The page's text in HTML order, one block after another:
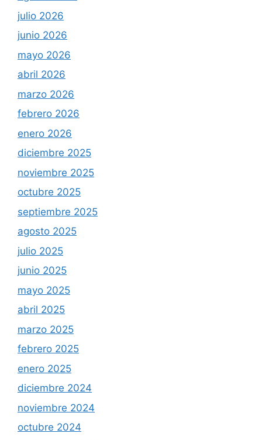
julio 2026
junio 2026
mayo 2026
abril 2026
marzo 2026
febrero 2026
enero 2026
diciembre 2025
noviembre 2025
octubre 2025
septiembre 2025
agosto 2025
julio 2025
junio 2025
mayo 2025
abril 2025
marzo 2025
febrero 2025
enero 2025
diciembre 2024
noviembre 2024
octubre 2024